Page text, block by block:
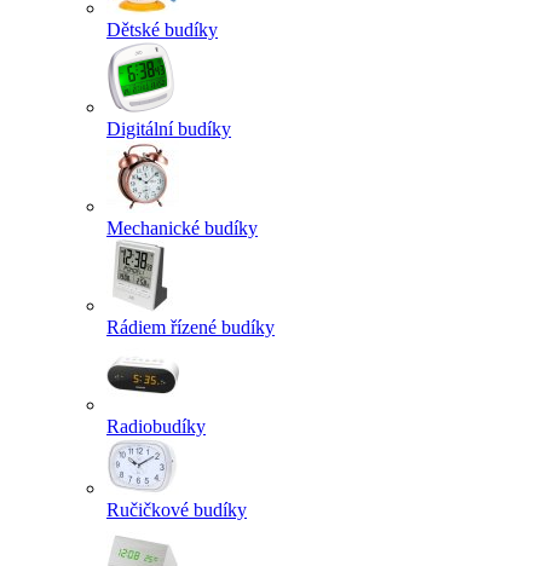
Dětské budíky
Digitální budíky
Mechanické budíky
Rádiem řízené budíky
Radiobudíky
Ručičkové budíky